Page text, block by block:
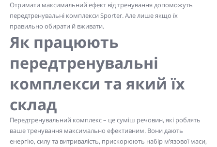
Отримати максимальний ефект від тренування допоможуть
передтренувальні комплекси Sporter. Але лише якщо їх
правильно обирати й вживати.
Як працюють
передтренувальні
комплекси та який їх
склад
Передтренувальний комплекс – це суміш речовин, які роблять
ваше тренування максимально ефективним. Вони дають
енергію, силу та витривалість, прискорюють набір м’язової маси,